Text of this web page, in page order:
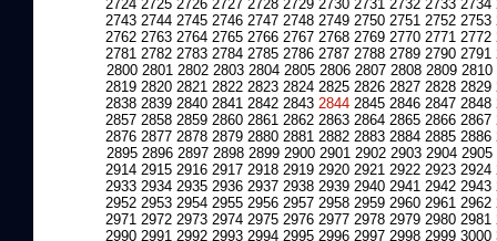
2724 2725 2726 2727 2728 2729 2730 2731 2732 2733 2734
2743 2744 2745 2746 2747 2748 2749 2750 2751 2752 2753
2762 2763 2764 2765 2766 2767 2768 2769 2770 2771 2772
2781 2782 2783 2784 2785 2786 2787 2788 2789 2790 2791
2800 2801 2802 2803 2804 2805 2806 2807 2808 2809 2810
2819 2820 2821 2822 2823 2824 2825 2826 2827 2828 2829
2838 2839 2840 2841 2842 2843 2844 2845 2846 2847 2848
2857 2858 2859 2860 2861 2862 2863 2864 2865 2866 2867
2876 2877 2878 2879 2880 2881 2882 2883 2884 2885 2886
2895 2896 2897 2898 2899 2900 2901 2902 2903 2904 2905
2914 2915 2916 2917 2918 2919 2920 2921 2922 2923 2924
2933 2934 2935 2936 2937 2938 2939 2940 2941 2942 2943
2952 2953 2954 2955 2956 2957 2958 2959 2960 2961 2962
2971 2972 2973 2974 2975 2976 2977 2978 2979 2980 2981
2990 2991 2992 2993 2994 2995 2996 2997 2998 2999 3000